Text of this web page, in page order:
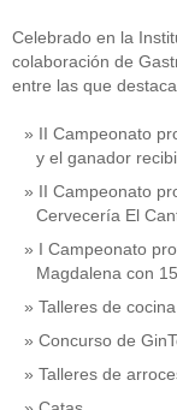
Celebrado en la
colaboración de
entre las que
II Campeonato
y el ganador
II Campeonato
Cervecería El
I Campeonato
Magdalena con
Talleres de
Concurso de
Talleres de